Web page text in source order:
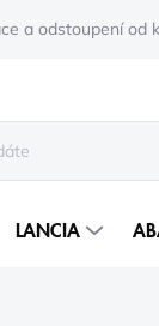
a odstoupení od
LANCIA